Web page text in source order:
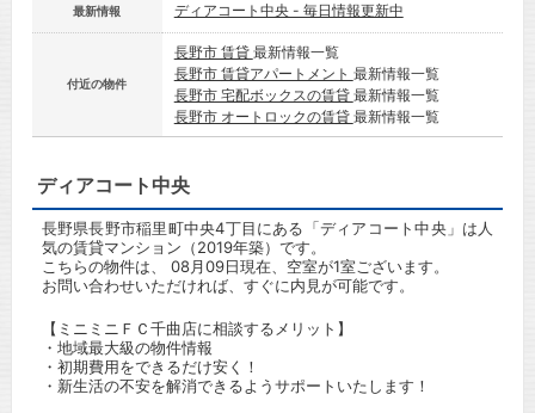
最新情報 ディアコート中央 - 毎日情報更新中
付近の物件
長野市 賃貸 最新情報一覧
長野市 賃貸アパートメント 最新情報一覧
長野市 宅配ボックスの賃貸 最新情報一覧
長野市 オートロックの賃貸 最新情報一覧
ディアコート中央
長野県長野市稲里町中央4丁目にある「ディアコート中央」は人
気の賃貸マンション（2019年築）です。
こちらの物件は、 08月09日現在、空室が1室ございます。
お問い合わせいただければ、すぐに内見が可能です。
【ミニミニＦＣ千曲店に相談するメリット】
・地域最大級の物件情報
・初期費用をできるだけ安く！
・新生活の不安を解消できるようサポートいたします！